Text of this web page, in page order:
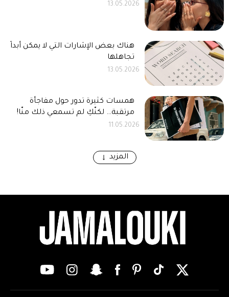
13.05.2026
هناك بعض الإشارات التي لا يمكن أبداً
تجاهلها
13.05.2026
همسات كثيرة تدور حول مفاجأة
مرتقبة… لكنّكِ لم تسمعي ذلك منّا!
11.05.2026
المزيد